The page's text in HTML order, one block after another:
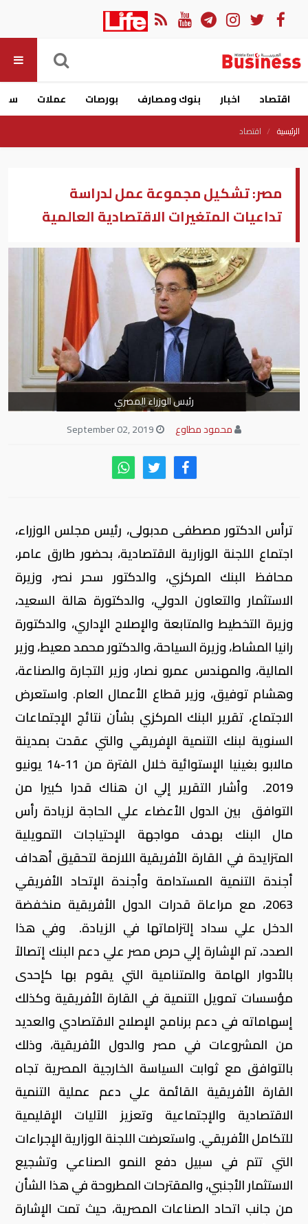
اقتصاد اخبار بنوك ومصارف بورصات عملات
الرئيسية اقتصاد
مصر: تشكيل مجموعة عمل لدراسة
تداعيات المتغيرات الاقتصادية العالمية
رئيس الوزراء المصري
محمود مطاوع
ترأس الدكتور مصطفى مدبولى، رئيس مجلس الوزراء،
اجتماع اللجنة الوزارية الاقتصادية، بحضور طارق عامر،
محافظ البنك المركزي، والدكتور سحر نصر، وزيرة
الاستثمار والتعاون الدولي، والدكتورة هالة السعيد،
وزيرة التخطيط والمتابعة والإصلاح الإداري، والدكتورة
رانيا المشاط، وزيرة السياحة، والدكتور محمد معيط، وزير
المالية، والمهندس عمرو نصار، وزير التجارة والصناعة،
وهشام توفيق، وزير قطاع الأعمال العام. واستعرض
الاجتماع، تقرير البنك المركزي بشأن نتائج الإجتماعات
السنوية لبنك التنمية الإفريقي والتي عقدت بمدينة
مالابو بغينيا الإستوائية خلال الفترة من 11-14 يونيو
2019. وأشار التقرير إلي ان هناك قدرا كبيرا من
التوافق بين الدول الأعضاء علي الحاجة لزيادة رأس
مال البنك بهدف مواجهة الإحتياجات التمويلية
المتزايدة في القارة الأفريقية اللازمة لتحقيق أهداف
أجندة التنمية المستدامة وأجندة الإتحاد الأفريقي
2063، مع مراعاة قدرات الدول الأفريقية منخفضة
الدخل علي سداد إلتزاماتها في الزيادة. وفي هذا
الصدد، تم الإشارة إلي حرص مصر علي دعم البنك إتصالاً
بالأدوار الهامة والمتنامية التي يقوم بها كإحدى
مؤسسات تمويل التنمية في القارة الأفريقية وكذلك
إسهاماته في دعم برنامج الإصلاح الاقتصادي والعديد
من المشروعات في مصر والدول الأفريقية، وذلك
بالتوافق مع ثوابت السياسة الخارجية المصرية تجاه
القارة الأفريقية القائمة علي دعم عملية التنمية
الاقتصادية والإجتماعية وتعزيز الآليات الإقليمية
للتكامل الأفريقي. واستعرضت اللجنة الوزارية الإجراءات
التي تتم في سبيل دفع النمو الصناعي وتشجيع
الاستثمار الأجنبي، والمقترحات المطروحة في هذا الشأن
من جانب اتحاد الصناعات المصرية، حيث تمت الإشارة